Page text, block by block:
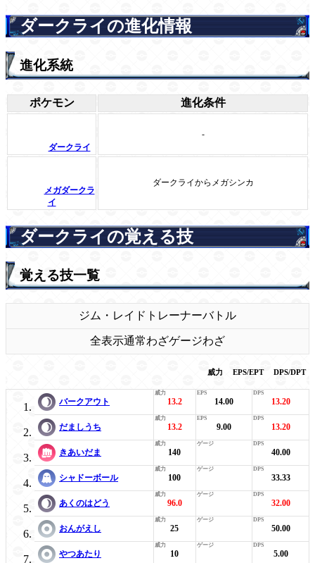
ダークライの進化情報
進化系統
ポケモン 進化条件
ダークライ
-
メガダークラ
イ
ダークライからメガシンカ
ダークライの覚える技
覚える技一覧
ジム・レイド トレーナーバトル
全表示通常わざゲージわざ
威力 EPS/EPT DPS/DPT
バークアウト 13.2 14.00 13.20
だましうち 13.2 9.00 13.20
きあいだま 140 40.00
シャドーボール 100 33.33
あくのはどう 96.0 32.00
おんがえし 25 50.00
やつあたり 10 5.00